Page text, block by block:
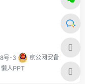
号-3
京公网安备
懒人PPT